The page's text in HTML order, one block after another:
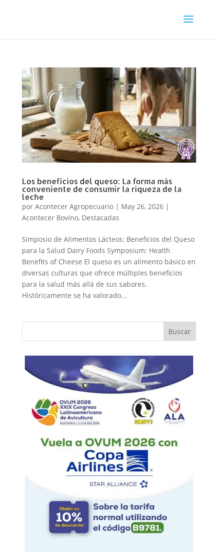
Los beneficios del queso: La forma más
conveniente de consumir la riqueza de la
leche
por Acontecer Agropecuario| May 26, 2026|
Acontecer Bovino, Destacadas
Simposio de Alimentos Lácteos: Beneficios del Queso
para la Salud Dairy Foods Symposium: Health
Benefits of Cheese El queso es un alimento básico en
diversas culturas que ofrece múltiples beneficios
para la salud más allá de sus sabores.
Históricamente se ha valorado...
Buscar